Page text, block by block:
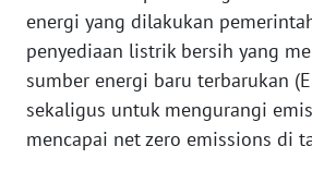
energi yang dilakukan
penyediaan listrik bersih yang
sumber energi baru terbarukan
sekaligus untuk mengurangi
mencapai net zero emissions di
WN
NUSANTARA
JOGJA